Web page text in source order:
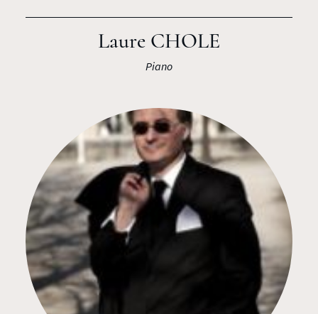
Laure CHOLE
Piano